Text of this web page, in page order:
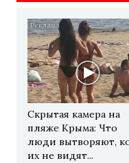
Скрытая камера на
пляже Крыма: Что
люди вытворяют,
их не видят...